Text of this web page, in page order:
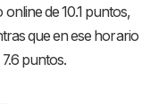
de 10.1 puntos,
que en ese horario
puntos.